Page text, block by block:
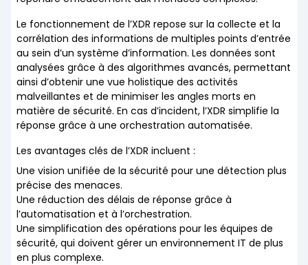
Le fonctionnement de l’XDR repose sur la collecte et la
corrélation des informations de multiples points d’entrée
au sein d’un système d’information. Les données sont
analysées grâce à des algorithmes avancés, permettant
ainsi d’obtenir une vue holistique des activités
malveillantes et de minimiser les angles morts en
matière de sécurité. En cas d’incident, l’XDR simplifie la
réponse grâce à une orchestration automatisée.
Les avantages clés de l’XDR incluent :
Une vision unifiée de la sécurité pour une détection plus
précise des menaces.
Une réduction des délais de réponse grâce à
l’automatisation et à l’orchestration.
Une simplification des opérations pour les équipes de
sécurité, qui doivent gérer un environnement IT de plus
en plus complexe.